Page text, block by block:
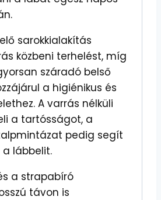
sarokkialakítás
közbeni terhelést, míg
száradó belső
a higiénikus és
A varrás nélküli
a tartósságot, a
pedig segít
lábbelit.
a strapabíró
távon is